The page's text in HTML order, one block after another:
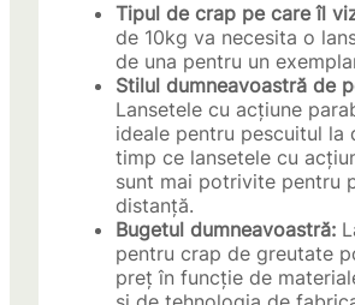
Tipul de crap pe care îl
de 10kg va necesita o
de una pentru un
Stilul dumneavoastră de
Lansetele cu acțiune
ideale pentru pescuitul la
timp ce lansetele cu
sunt mai potrivite pentru
distanță.
Bugetul dumneavoastră:
pentru crap de greutate
preț în funcție de